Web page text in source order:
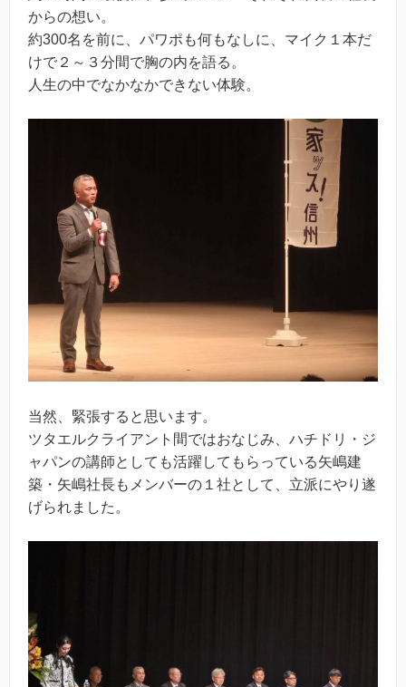
からの想い。
約300名を前に、パワポも何もなしに、マイク１本だ
けで２～３分間で胸の内を語る。
人生の中でなかなかできない体験。
当然、緊張すると思います。
ツタエルクライアント間ではおなじみ、ハチドリ・ジ
ャパンの講師としても活躍してもらっている矢嶋建
築・矢嶋社長もメンバーの１社として、立派にやり遂
げられました。